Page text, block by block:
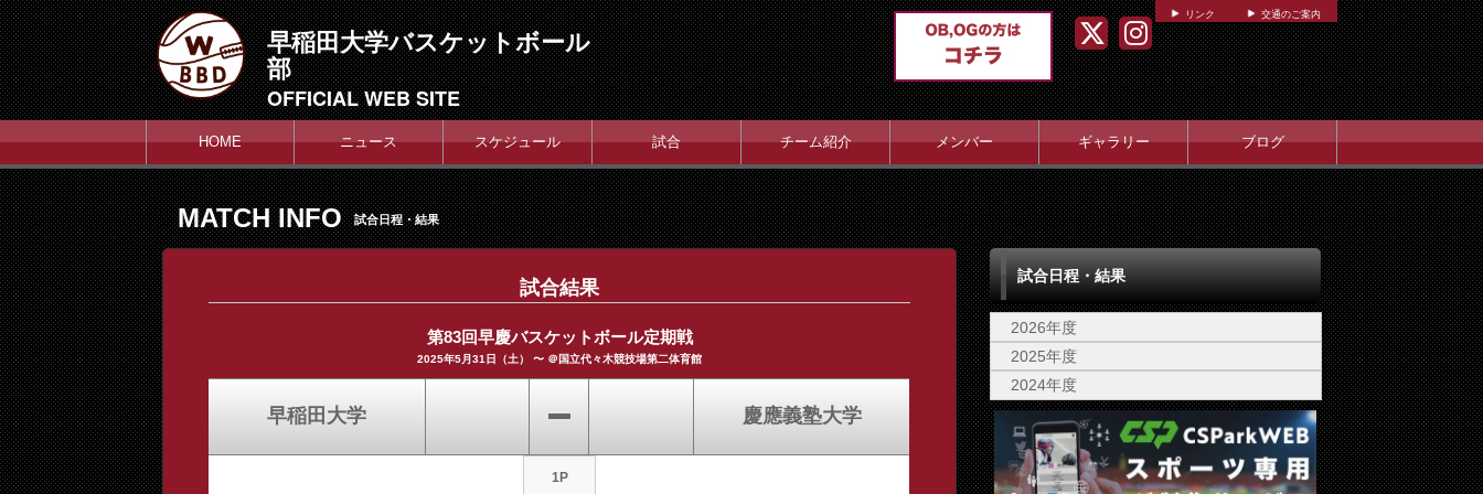
リンク 交通のご案内
早稲田大学バスケットボール
部
OFFICIAL WEB SITE
HOME ニュース スケジュール 試合 チーム紹介 メンバー ギャラリー ブログ
MATCH INFO 試合日程・結果
試合結果
第83回早慶バスケットボール定期戦
2025年5月31日（土） 〜 ＠国立代々木競技場第二体育館
早稲田大学 慶應義塾大学
1P
試合日程・結果
2026年度
2025年度
2024年度